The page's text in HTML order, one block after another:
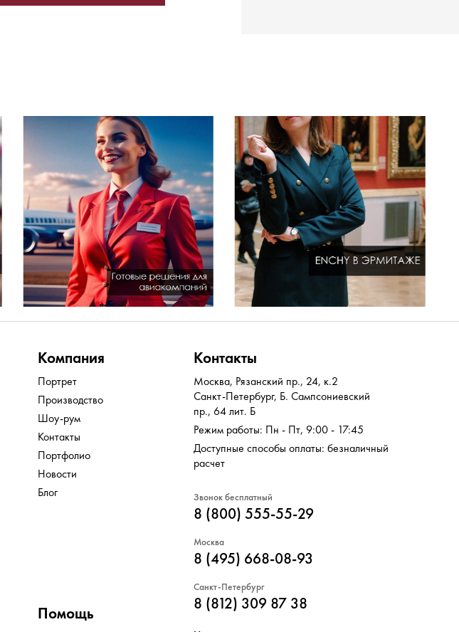
Компания
Портрет
Производство
Шоу-рум
Контакты
Портфолио
Новости
Блог
Помощь
Контакты
Москва, Рязанский пр., 24, к.2
Санкт-Петербург, Б. Сампсониевский
пр., 64 лит. Б
Режим работы: Пн - Пт, 9:00 - 17:45
Доступные способы оплаты: безналичный
расчет
Звонок бесплатный
8 (800) 555-55-29
Москва
8 (495) 668-08-93
Санкт-Петербург
8 (812) 309 87 38